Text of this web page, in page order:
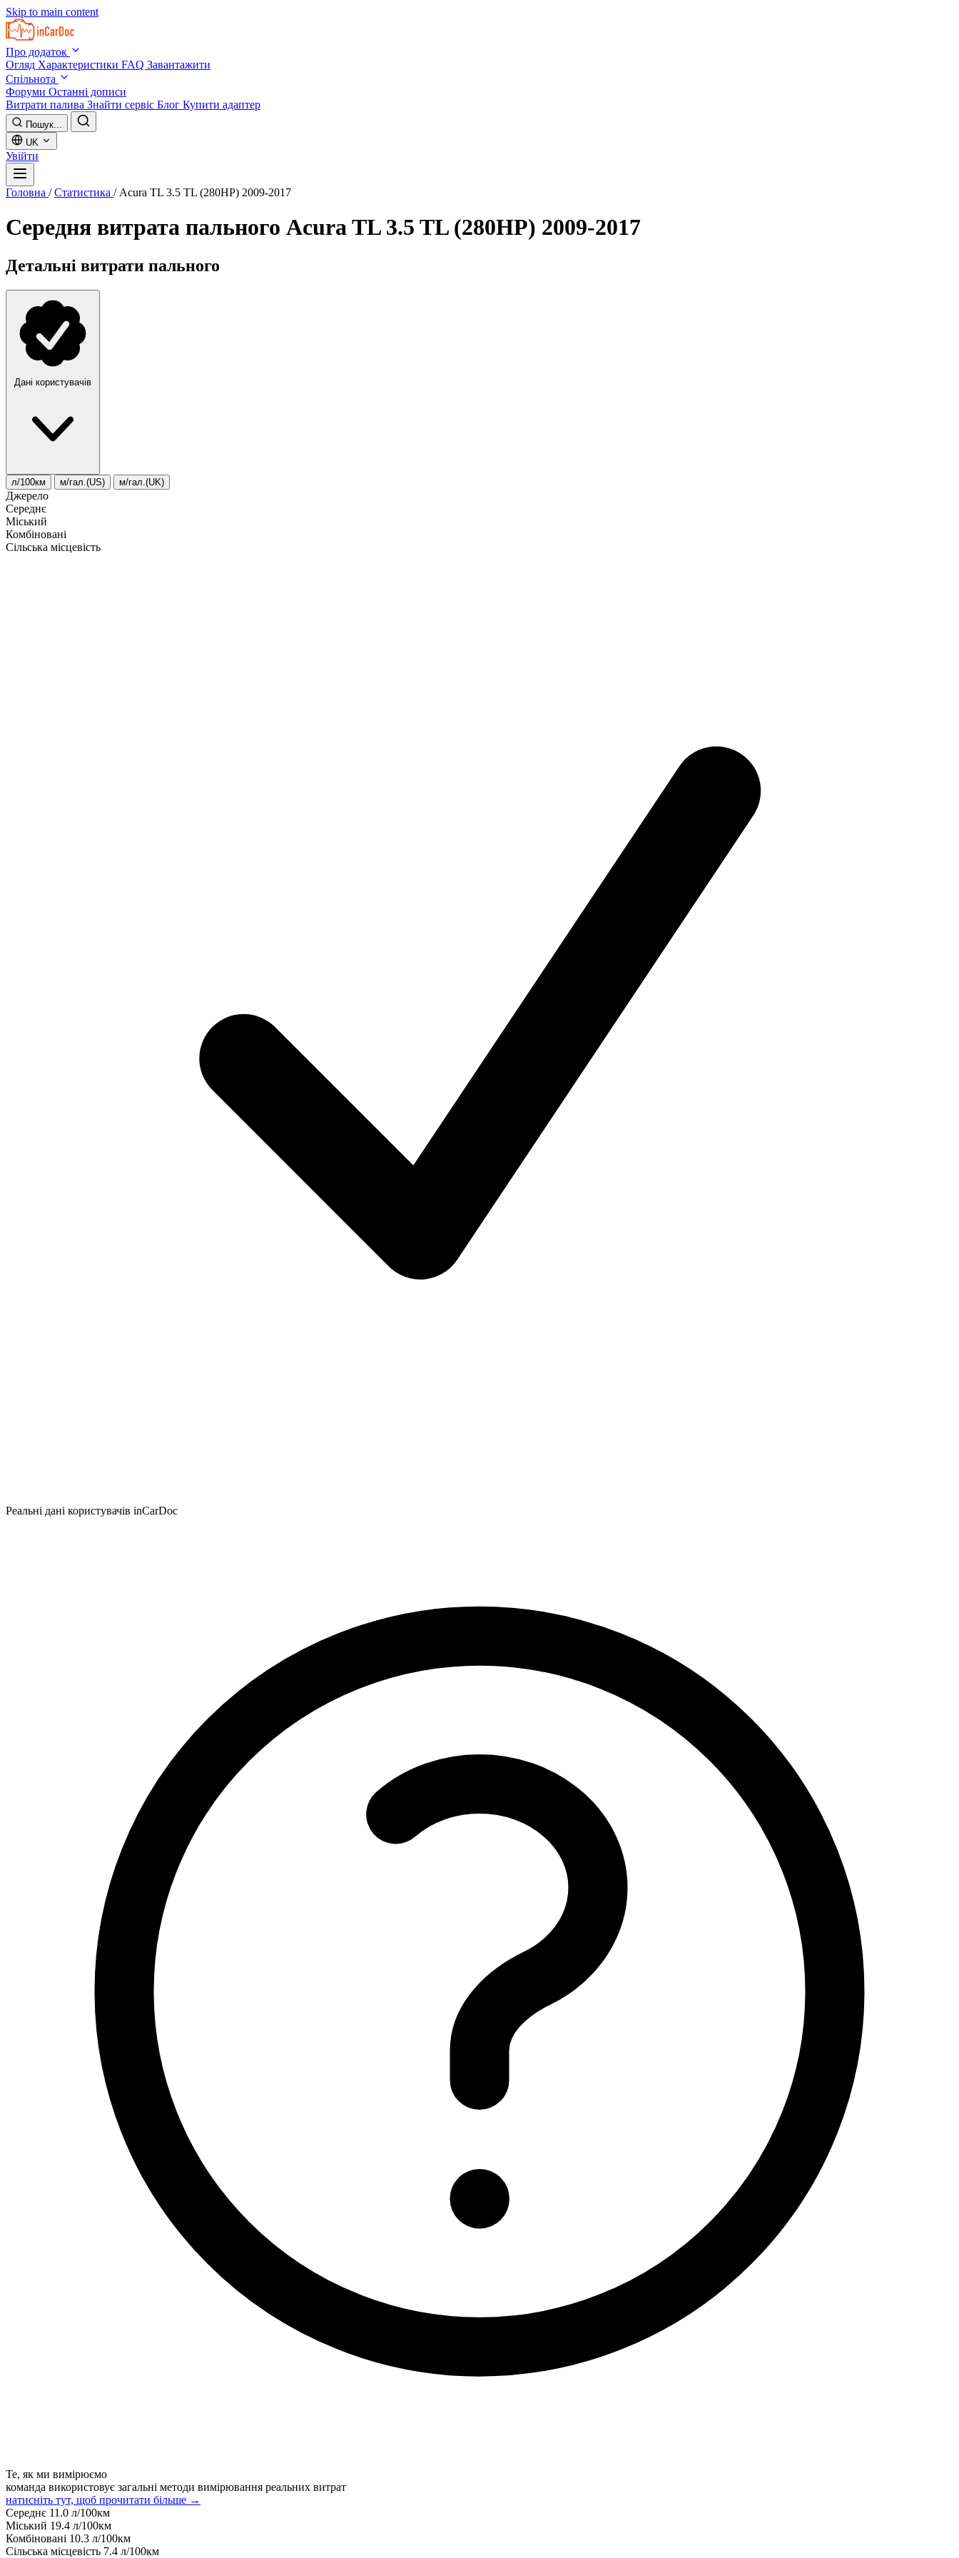
Skip to main content
Про додаток
Огляд Характеристики FAQ Завантажити
Спільнота
Форуми Останні дописи
Витрати палива Знайти сервіс Блог Купити адаптер
Пошук...
UK
Увійти
Головна / Статистика / Acura TL 3.5 TL (280HP) 2009-2017
Середня витрата пального Acura TL 3.5 TL (280HP) 2009-2017
Детальні витрати пального
Дані користувачів
л/100км м/гал.(US) м/гал.(UK)
Джерело
Середнє
Міський
Комбіновані
Сільська місцевість
Реальні дані користувачів inCarDoc
Те, як ми вимірюємо
команда використовує загальні методи вимірювання реальних витрат
натисніть тут, щоб прочитати більше →
Середнє 11.0 л/100км
Міський 19.4 л/100км
Комбіновані 10.3 л/100км
Сільська місцевість 7.4 л/100км